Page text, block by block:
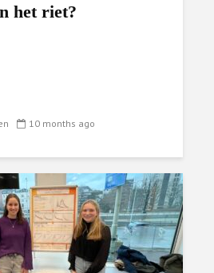
het riet?
10 months ago